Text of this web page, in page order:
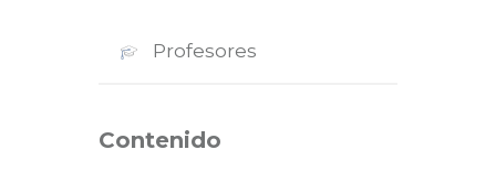
Profesores
Contenido